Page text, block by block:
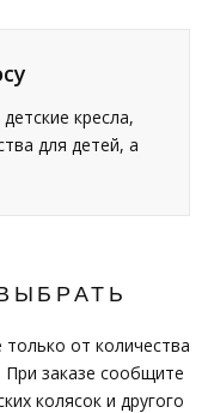
кресла,
для детей, а
от количества
заказе сообщите
колясок и другого